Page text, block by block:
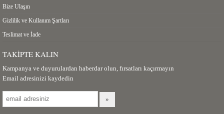
Bize Ulaşın
Gizlilik ve Kullanım Şartları
Teslimat ve İade
TAKIPTE KALIN
Kampanya ve duyurulardan haberdar olun, fırsatları kaçırmayın
Email adresinizi kaydedin